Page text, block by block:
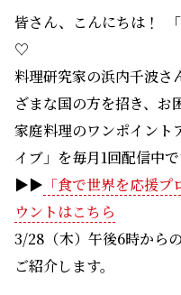
皆さん、こんにちは！
♡
料理研究家の浜内千波さ
ざまな国の方を招き、お
家庭料理のワンポイント
イブ」を毎月1回配信中で
▶▶ 「食で世界を応援
ウントはこちら
3/28（木）午後6時から
ご紹介します。